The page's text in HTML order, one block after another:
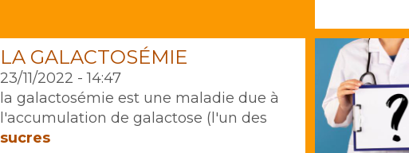
LA GALACTOSÉMIE
23/11/2022 - 14:47
la galactosémie est une maladie due à
l'accumulation de galactose (l'un des
sucres